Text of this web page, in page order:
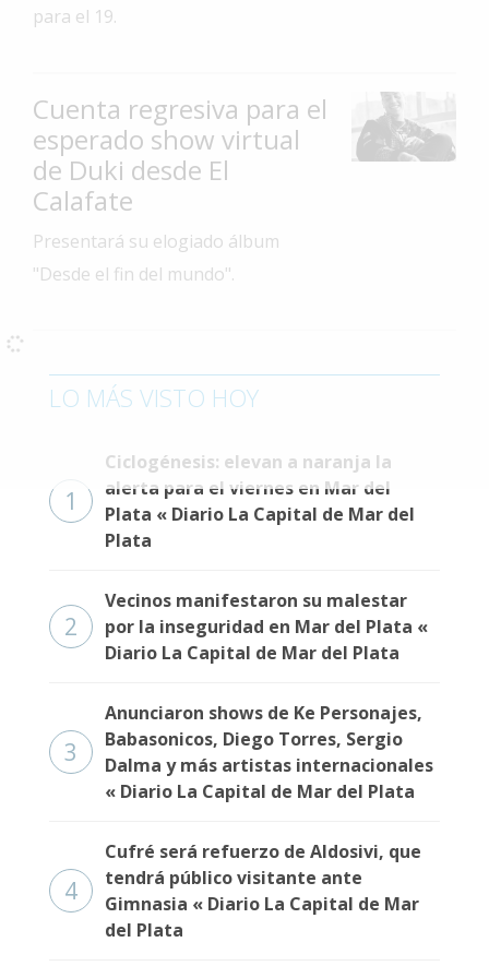
Interés
Ciudad
Deportes
Arte
Espectáculos
Policiales
Fotos
de
Clasificados
Fúnebres
para el 19.
Cuenta regresiva para el
esperado show virtual
de Duki desde El
Calafate
Presentará su elogiado álbum
"Desde el fin del mundo".
LO MÁS VISTO HOY
1
Ciclogénesis: elevan a naranja la
alerta para el viernes en Mar del
Plata « Diario La Capital de Mar del
Plata
2
Vecinos manifestaron su malestar
por la inseguridad en Mar del Plata «
Diario La Capital de Mar del Plata
3
Anunciaron shows de Ke Personajes,
Babasonicos, Diego Torres, Sergio
Dalma y más artistas internacionales
« Diario La Capital de Mar del Plata
4
Cufré será refuerzo de Aldosivi, que
tendrá público visitante ante
Gimnasia « Diario La Capital de Mar
del Plata